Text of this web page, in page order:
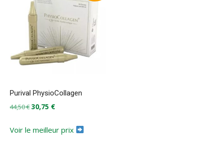
Purival PhysioCollagen
44,50€Le
initial
30,75 €Le
actuel
Voir le meilleur prix